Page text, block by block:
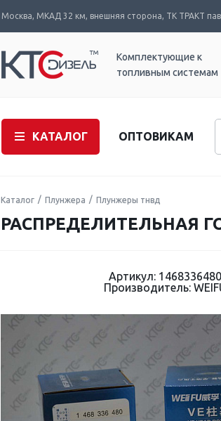
Москва, МКАД 32 км, внешняя сторона, ТК ТРАКТ
Комплектующие к
топливным системам
КАТАЛОГ ОПТОВИКАМ
Каталог Плунжера Плунжеры тнвд
РАСПРЕДЕЛИТЕЛЬНАЯ
Артикул: 1468336480
Производитель: